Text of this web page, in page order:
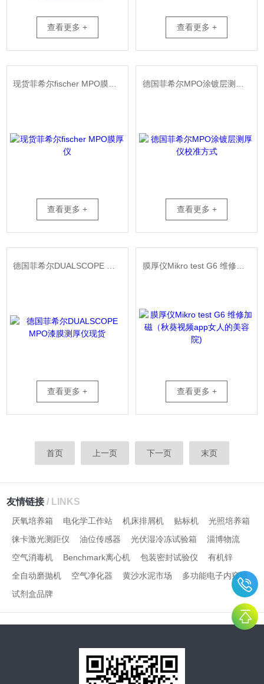
查看更多 + 查看更多 +
现货菲希尔fischer MPO膜厚仪
查看更多 +
德国菲希尔MPO涂镀层测厚仪校准方式
查看更多 +
德国菲希尔DUALSCOPE MPO漆膜测厚仪现货
查看更多 +
膜厚仪Mikro test G6 维修加磁（秋葵视频app女人的美容院)
查看更多 +
首页 上一页 下一页 末页
友情链接/ LINKS
厌氧培养箱 电化学工作站 机床排屑机 贴标机
光照培养箱
徕卡激光测距仪
油位传感器 光伏湿冷冻试验箱
淄博物流
空气消毒机
Benchmark离心机 包装密封试验仪
有机锌
全自动磨抛机
空气净化器 黄沙水泥市场
多功能电子内窥镜
试剂盒品牌